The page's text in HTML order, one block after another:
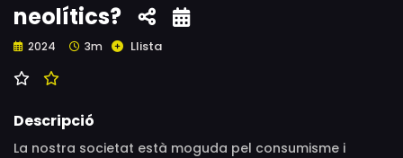
neolítics?
2024 3m Llista
Descripció
La nostra societat està moguda pel consumisme i